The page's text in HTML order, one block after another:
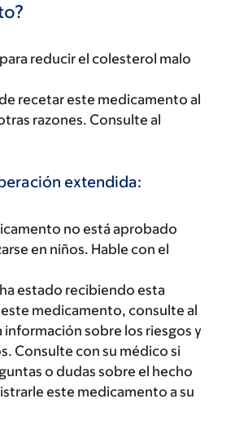
reducir el colesterol malo
recetar este medicamento al
razones. Consulte al
extendida:
no está aprobado
en niños. Hable con el
estado recibiendo esta
medicamento, consulte al
información sobre los riesgos y
Consulte con su médico si
o dudas sobre el hecho
este medicamento a su